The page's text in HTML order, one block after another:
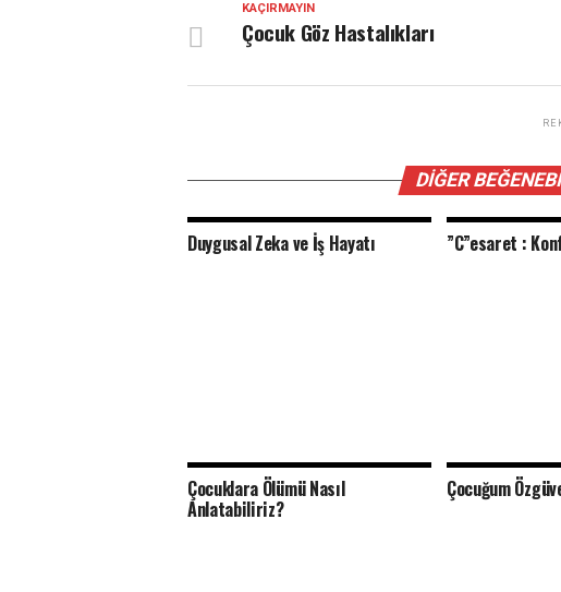
KAÇIRMAYIN
Çocuk Göz Hastalıkları
DIĞER
Duygusal Zeka ve İş Hayatı ”C”esaret :
Çocuklara Ölümü Nasıl
Anlatabiliriz?
Çocuğum